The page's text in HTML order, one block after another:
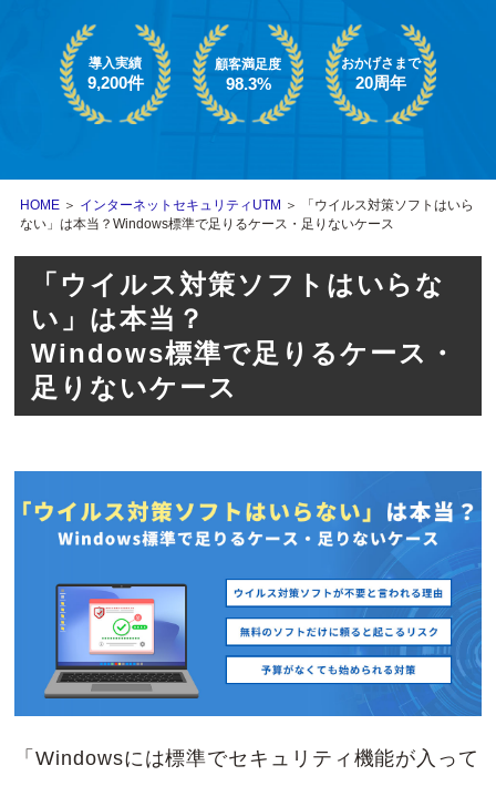
導入実績
9,200件
顧客満足度
98.3%
おかげさまで
20周年
HOME ＞ インターネットセキュリティUTM ＞ 「ウイルス対策ソフトはいら
ない」は本当？Windows標準で足りるケース・足りないケース
「ウイルス対策ソフトはいらな
い」は本当？
Windows標準で足りるケース・
足りないケース
「Windowsには標準でセキュリティ機能が入って